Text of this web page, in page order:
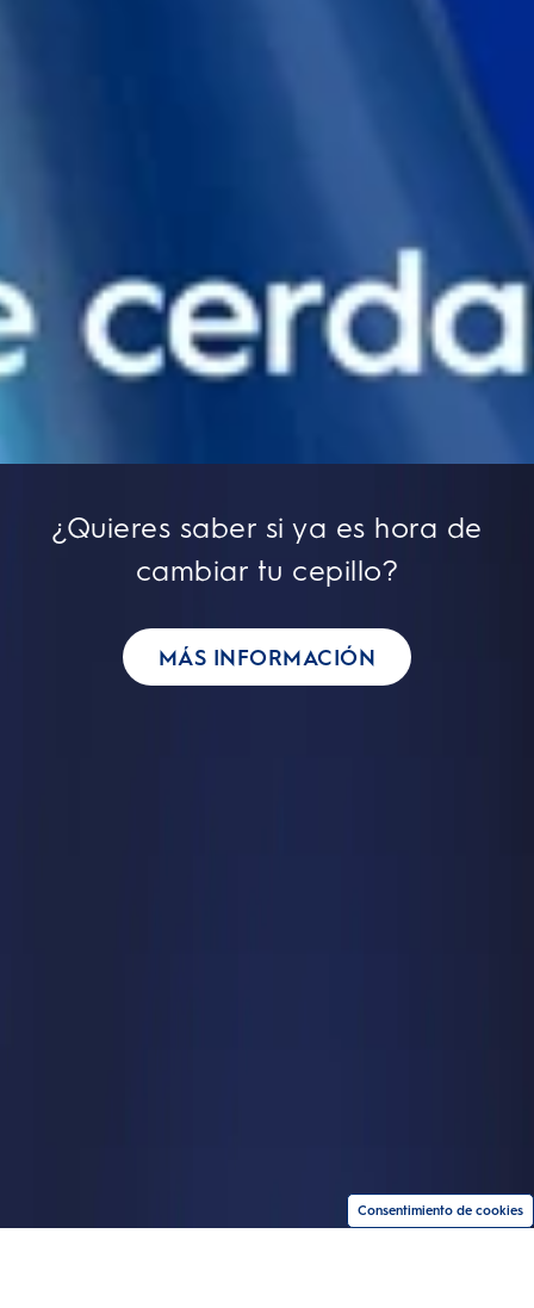
¿Quieres saber si ya es hora de
cambiar tu cepillo?
MÁS INFORMACIÓN
Consentimiento de cookies